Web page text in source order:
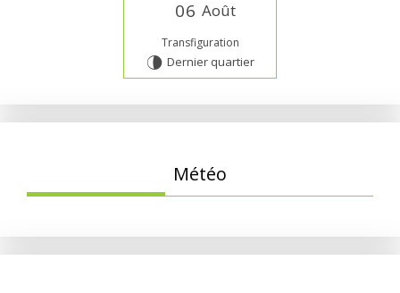
06 Août
Transfiguration
U Dernier quartier
Météo